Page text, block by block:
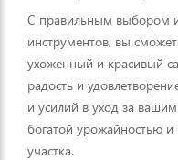
С правильным выбором
инструментов, вы
ухоженный и красивый
радость и
и усилий в уход за
богатой урожайностью и
участка.